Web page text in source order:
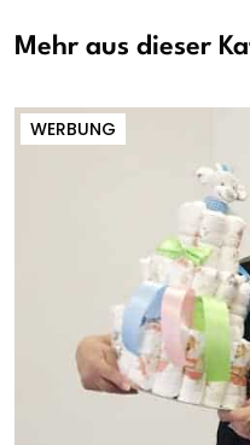
Mehr aus dieser
WERBUNG